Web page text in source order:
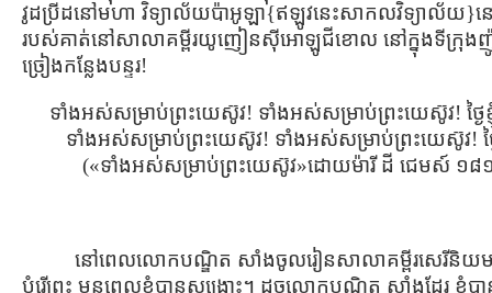
វូដប្រីដនៅមហា វិទ្យាល័យប៉ាអូឡា{ឥឡូវនេះសាកលវិទ្យាល័យ}ន
របស់គាត់នៅសាលាគម្ពីរយូញៀនស៊ីអោឡូជីខោល នៅក្នុងទីក្រុង
ច្រៀងកន្លែងបន្ទរ!
ទាំងអស់សម្រាប់ព្រះយេស៊ូវ! ទាំងអស់សម្រាប់ព្រះយេស៊ូវ! ថ្ង
ទាំងអស់សម្រាប់ព្រះយេស៊ូវ! ទាំងអស់សម្រាប់ព្រះយេស៊ូវ! ថ្
(«ទាំងអស់សម្រាប់ព្រះយេស៊ូវ»ដោយម៉ារី ដី ជេមស៍ ១
នៅពេលលោកបណ្ឌិត សាំងចូលរៀនសាលាគម្ពីរសេរីនិយម
បំរើព្រះ មុនពេលខ្ញុំបានសង្រ្គោះ។ ដូចលោកបណ្ឌិត សាំងដែរ ខ្